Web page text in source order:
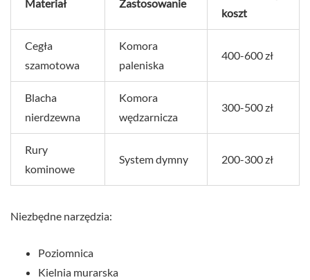
Materiał Zastosowanie
koszt
Cegła
szamotowa
Komora
paleniska
400-600 zł
Blacha
nierdzewna
Komora
wędzarnicza
300-500 zł
Rury
kominowe
System dymny 200-300 zł
Niezbędne narzędzia:
Poziomnica
Kielnia murarska